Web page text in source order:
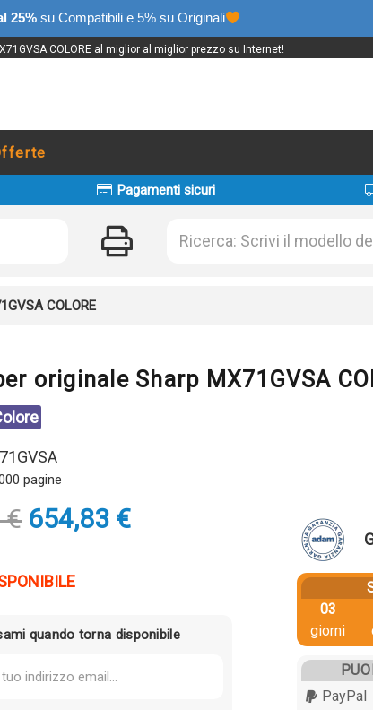
25% su Compatibili e 5% su Originali
COLORE al miglior al miglior prezzo su Internet!
Pagamenti sicuri
COLORE
originale Sharp MX71GVSA
pagine
€ Il
prezzo
era:
654,83 €Il
quando torna disponibile
03
giorni
PayPal